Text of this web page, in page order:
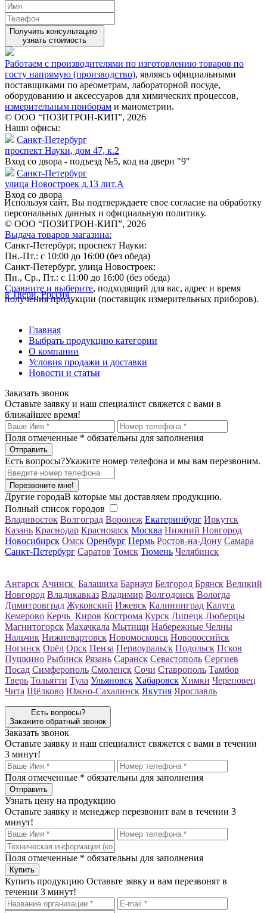
Получить консультацию
узнать стоимость
Работаем с производителями по изготовлению товаров по
госту напрямую (производство), являясь официальными
поставщиками по ареометрам, лабораторной посуде,
оборудованию и аксессуаров для химических процессов,
измерительным приборам и манометрии.
© ООО “ПОЗИТРОН-КИП”, 2026
Наши офисы:
Санкт-Петербург
проспект Науки, дом 47, к.2
Вход со двора - подъезд №5, код на двери "9"
Санкт-Петербург
улица Новостроек д.13 лит.А
Вход со двора
Используя сайт, Вы подтверждаете свое согласие на обработку
персональных данных и официальную политику.
© ООО “ПОЗИТРОН-КИП”, 2026
Выдача товаров магазина:
Санкт-Петербург, проспект Науки:
Пн.-Пт.: с 10:00 до 16:00 (без обеда)
Санкт-Петербург, улица Новостроек:
Пн., Ср., Пт.: с 11:00 до 16:00 (без обеда)
Сравните и выберите, подходящий для вас, адрес и время
получения продукции (поставщик измерительных приборов).
в Твери, Россия
Главная
Выбрать продукцию категории
О компании
Условия продажи и доставки
Новости и статьи
Заказать звонок
Оставьте заявку и наш специалист свяжется с вами в
ближайшее время!
Поля отмеченные * обязательны для заполнения
Есть вопросы?Укажите номер телефона и мы вам перезвоним.
Перезвоните мне!
Другие городаВ которые мы доставляем продукцию.
Полный список городов
Владивосток Волгоград Воронеж Екатеринбург Иркутск
Казань Краснодар Красноярск Москва Нижний Новгород
Новосибирск Омск Оренбург Пермь Ростов-на-Дону Самара
Санкт-Петербург Саратов Томск Тюмень Челябинск
Ангарск Ачинск Балашиха Барнаул Белгород Брянск Великий
Новгород Владикавказ Владимир Волгодонск Вологда
Димитровград Жуковский Ижевск Калининград Калуга
Кемерово Керчь Киров Кострома Курск Липецк Люберцы
Магнитогорск Махачкала Мытищи Набережные Челны
Нальчик Нижневартовск Новомосковск Новороссийск
Ногинск Орёл Орск Пенза Первоуральск Подольск Псков
Пушкино Рыбинск Рязань Саранск Севастополь Сергиев
Посад Симферополь Смоленск Сочи Ставрополь Тамбов
Тверь Тольятти Тула Ульяновск Хабаровск Химки Череповец
Чита Щёлково Южно-Сахалинск Якутия Ярославль
Есть вопросы?
Закажите обратный звонок
Заказать звонок
Оставьте заявку и наш специалист свяжется с вами в течении
3 минут!
Поля отмеченные * обязательны для заполнения
Узнать цену на продукцию
Оставьте заявку и менеджер перезвонит вам в течении 3
минут!
Поля отмеченные * обязательны для заполнения
Купить продукцию Оставьте зявку и вам перезвонят в
течении 3 минут!